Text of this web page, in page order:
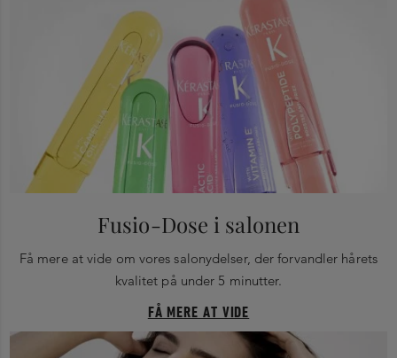
Fusio-Dose i salonen
Få mere at vide om vores salonydelser, der forvandler hårets
kvalitet på under 5 minutter.
FÅ MERE AT VIDE